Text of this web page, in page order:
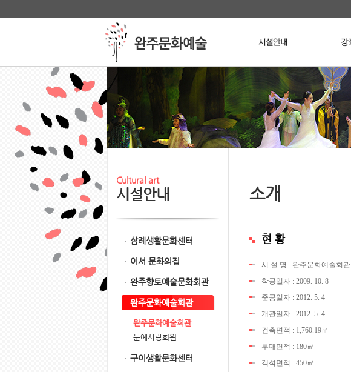
Cultural art
시설안내
삼례생활문화센터
이서 문화의집
완주향토예술문화회관
완주문화예술회관
완주문화예술회관
문예사랑회원
구이생활문화센터
소개
현 황
시 설 명 : 완주문화예술회관
착공일자 : 2009. 10. 8
준공일자 : 2012. 5. 4
개관일자 : 2012. 5. 4
건축면적 : 1,760.19㎡
무대면적 : 180㎡
객석면적 : 450㎡